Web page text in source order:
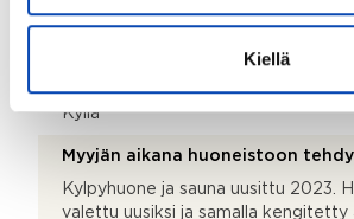
Kiellä
Kyllä
Myyjän aikana huoneistoon
Kylpyhuone ja sauna uusittu 2023.
valettu uusiksi ja samalla kengitetty